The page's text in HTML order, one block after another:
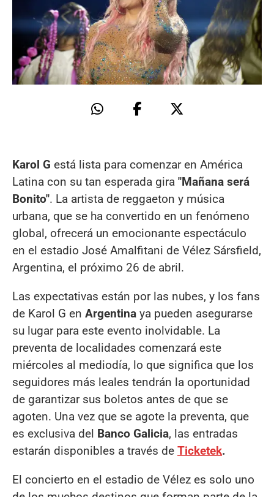
Karol G está lista para comenzar en América
Latina con su tan esperada gira "Mañana será
Bonito". La artista de reggaeton y música
urbana, que se ha convertido en un fenómeno
global, ofrecerá un emocionante espectáculo
en el estadio José Amalfitani de Vélez Sársfield,
Argentina, el próximo 26 de abril.
Las expectativas están por las nubes, y los fans
de Karol G en Argentina ya pueden asegurarse
su lugar para este evento inolvidable. La
preventa de localidades comenzará este
miércoles al mediodía, lo que significa que los
seguidores más leales tendrán la oportunidad
de garantizar sus boletos antes de que se
agoten. Una vez que se agote la preventa, que
es exclusiva del Banco Galicia, las entradas
estarán disponibles a través de Ticketek.
El concierto en el estadio de Vélez es solo uno